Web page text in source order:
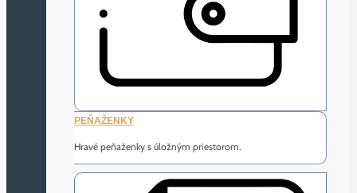
PEŇAŽENKY
Hravé peňaženky s úložným priestorom.